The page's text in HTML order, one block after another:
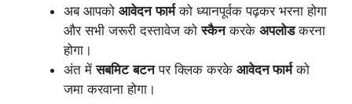
अब आपको आवेदन फार्मको ध्यानपूर्वक पढ़कर भरना होगा
और सभी जरूरी दस्तावेज कोस्कैनकरके अपलोडकरना
होगा।
अंत मेंसबमिट बटनपर क्लिक करके आवेदन फार्मको
जमा करवाना होगा।